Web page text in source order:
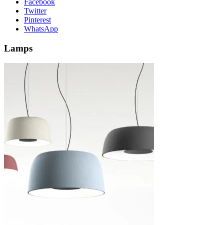
Twitter
Pinterest
WhatsApp
Lamps